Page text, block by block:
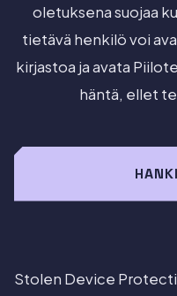
oletuksena suojaa
tietävä henkilö voi
kirjastoa ja avata
häntä, ellet
Stolen Device